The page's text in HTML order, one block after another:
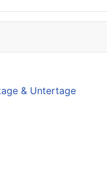
& Untertage